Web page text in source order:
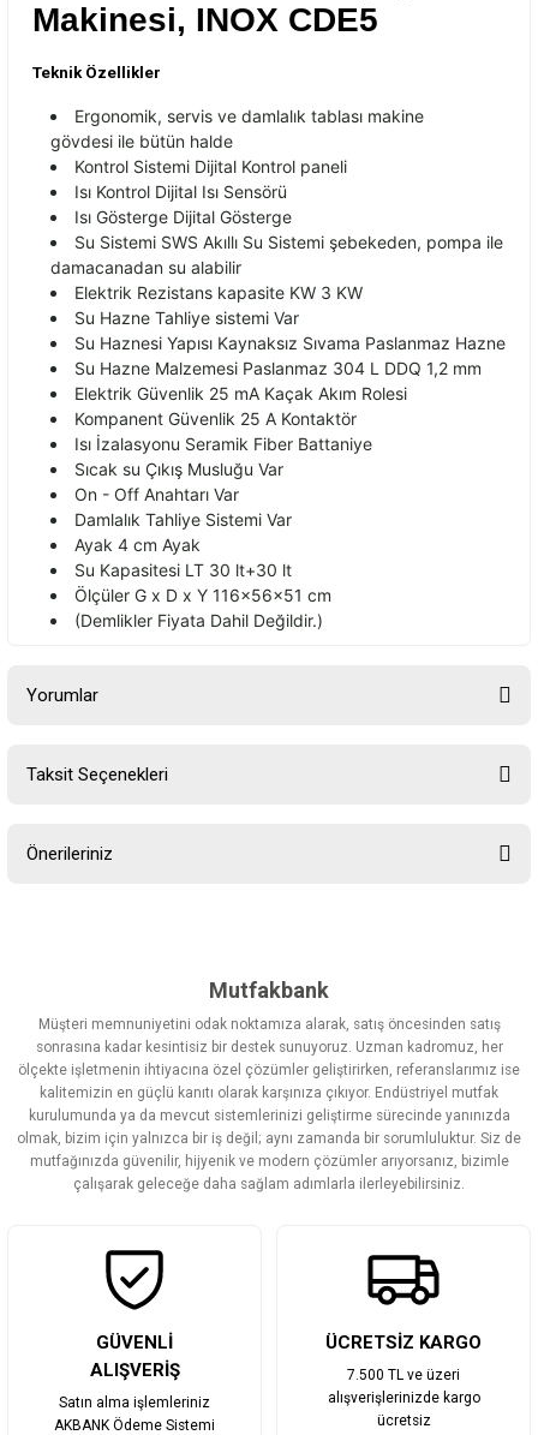
Makinesi, INOX CDE5
Teknik Özellikler
Ergonomik, servis ve damlalık tablası makine
gövdesi ile bütün halde
Kontrol Sistemi Dijital Kontrol paneli
Isı Kontrol Dijital Isı Sensörü
Isı Gösterge Dijital Gösterge
Su Sistemi SWS Akıllı Su Sistemi şebekeden, pompa ile
damacanadan su alabilir
Elektrik Rezistans kapasite KW 3 KW
Su Hazne Tahliye sistemi Var
Su Haznesi Yapısı Kaynaksız Sıvama Paslanmaz Hazne
Su Hazne Malzemesi Paslanmaz 304 L DDQ 1,2 mm
Elektrik Güvenlik 25 mA Kaçak Akım Rolesi
Kompanent Güvenlik 25 A Kontaktör
Isı İzalasyonu Seramik Fiber Battaniye
Sıcak su Çıkış Musluğu Var
On - Off Anahtarı Var
Damlalık Tahliye Sistemi Var
Ayak 4 cm Ayak
Su Kapasitesi LT 30 lt+30 lt
Ölçüler G x D x Y 116x56x51 cm
(Demlikler Fiyata Dahil Değildir.)
Yorumlar
Taksit Seçenekleri
Önerileriniz
Görüş ve önerileriniz için teşekkür ederiz.
Ürün resmi kalitesiz, bozuk veya görüntülenemiyor.
Ürün açıklamasında eksik bilgiler bulunuyor.
Ürün bilgilerinde hatalar bulunuyor.
Ürün fiyatı diğer sitelerden daha pahalı.
Bu ürüne benzer farklı alternatifler olmalı.
Mutfakbank
Müşteri memnuniyetini odak noktamıza alarak, satış öncesinden satış
sonrasına kadar kesintisiz bir destek sunuyoruz. Uzman kadromuz, her
ölçekte işletmenin ihtiyacına özel çözümler geliştirirken, referanslarımız ise
kalitemizin en güçlü kanıtı olarak karşınıza çıkıyor. Endüstriyel mutfak
kurulumunda ya da mevcut sistemlerinizi geliştirme sürecinde yanınızda
olmak, bizim için yalnızca bir iş değil; aynı zamanda bir sorumluluktur. Siz de
mutfağınızda güvenilir, hijyenik ve modern çözümler arıyorsanız, bizimle
çalışarak geleceğe daha sağlam adımlarla ilerleyebilirsiniz.
GÜVENLİ
ALIŞVERİŞ
Satın alma işlemleriniz
AKBANK Ödeme Sistemi
ÜCRETSİZ KARGO
7.500 TL ve üzeri
alışverişlerinizde kargo
ücretsiz